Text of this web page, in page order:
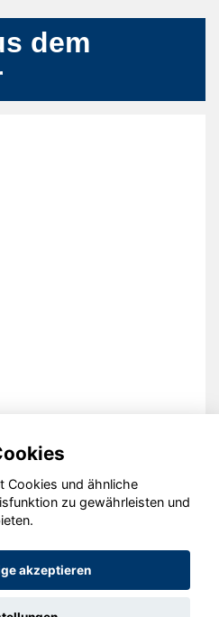
dem
GmbH 2020 - 2026
Cookies und ähnliche
zu gewährleisten und
akzeptieren